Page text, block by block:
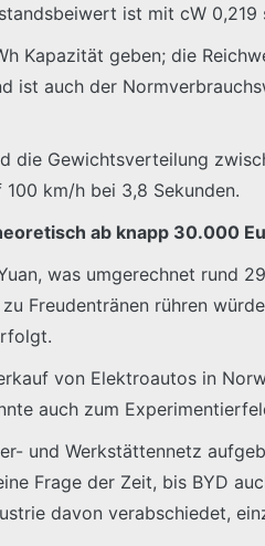
ist mit cW 0,219
Kapazität geben; die
ist auch der
die Gewichtsverteilung
km/h bei 3,8 Sekunden.
ab knapp 30.000
was umgerechnet rund
Freudentränen rühren
von Elektroautos in
auch zum
und Werkstättennetz
Frage der Zeit, bis BYD
davon verabschiedet,